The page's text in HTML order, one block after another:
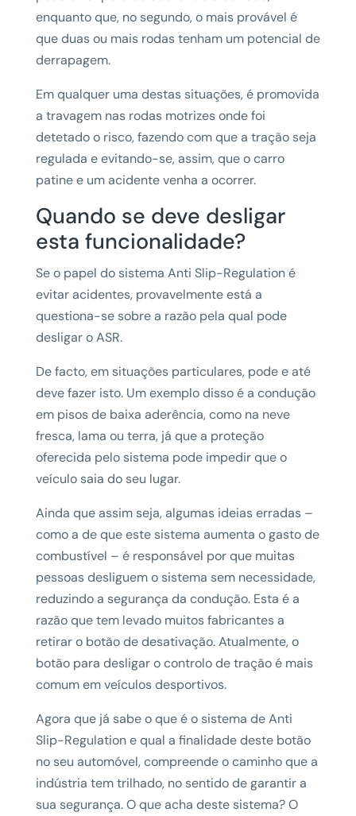
enquanto que, no segundo, o mais provável é
que duas ou mais rodas tenham um potencial de
derrapagem.
Em qualquer uma destas situações, é promovida
a travagem nas rodas motrizes onde foi
detetado o risco, fazendo com que a tração seja
regulada e evitando-se, assim, que o carro
patine e um acidente venha a ocorrer.
Quando se deve desligar
esta funcionalidade?
Se o papel do sistema Anti Slip-Regulation é
evitar acidentes, provavelmente está a
questiona-se sobre a razão pela qual pode
desligar o ASR.
De facto, em situações particulares, pode e até
deve fazer isto. Um exemplo disso é a condução
em pisos de baixa aderência, como na neve
fresca, lama ou terra, já que a proteção
oferecida pelo sistema pode impedir que o
veículo saia do seu lugar.
Ainda que assim seja, algumas ideias erradas –
como a de que este sistema aumenta o gasto de
combustível – é responsável por que muitas
pessoas desliguem o sistema sem necessidade,
reduzindo a segurança da condução. Esta é a
razão que tem levado muitos fabricantes a
retirar o botão de desativação. Atualmente, o
botão para desligar o controlo de tração é mais
comum em veículos desportivos.
Agora que já sabe o que é o sistema de Anti
Slip-Regulation e qual a finalidade deste botão
no seu automóvel, compreende o caminho que a
indústria tem trilhado, no sentido de garantir a
sua segurança. O que acha deste sistema? O